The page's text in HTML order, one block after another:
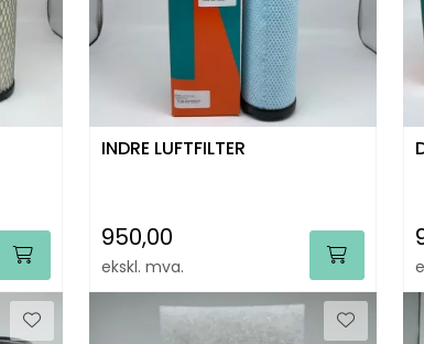
INDRE LUFTFILTER
950,00
ekskl. mva.